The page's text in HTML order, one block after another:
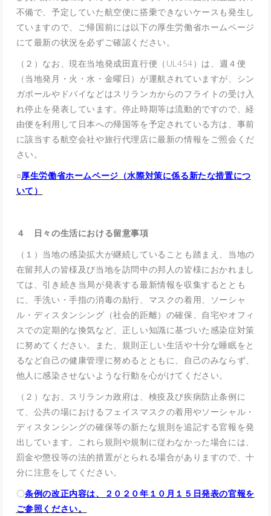
不備で、予定していた航空便に搭乗できないケースも発生し
ていますので、ご帰国前には以下の厚生労働省ホームページ
にて最新の状況を必ずご確認ください。
（２）なお、現在当地発成田直行便（UL454）は、週４便
（当地発月・火・水・金曜日）が運航されていますが、シン
ガポールやドバイなどはスリランカからのフライトの受け入
れ停止を発表しています。停止時期等は流動的ですので、経
由便を利用して日本への帰国等を予定されている方は、事前
に該当する航空会社や旅行代理店に最新の情報をご照会くだ
さい。
○厚生労働省ホームページ（水際対策に係る新たな措置につ
いて）
４ 日々の生活における留意事項
（１）当地の感染拡大が継続していることも踏まえ、当地の
在留邦人の皆様及び当地を訪問中の邦人の皆様におかれまし
ては、引き続き当局が発表する最新情報を収集するととも
に、手洗い・手指の消毒の励行、マスクの着用、ソーシャ
ル・ディスタンシング（社会的距離）の確保、自宅やオフィ
スでの定期的な換気など、正しい知識に基づいた感染症対策
に努めてください。また、規則正しい生活や十分な睡眠をと
るなど自己の健康管理に努めるとともに、自己のみならず、
他人に感染させないような行動を心がけてください。
（２）なお、スリランカ政府は、検疫及び疾病防止条例に
て、公共の場におけるフェイスマスクの着用やソーシャル・
ディスタンシングの確保等の新たな規則を追記する官報を発
出しています。これら規則や規制に従わなかった場合には、
罰金や懲役等の法的措置がとられる場合がありますので、十
分に注意をしてください。
〇条例の改正内容は、２０２０年１０月１５日発表の官報を
ご参照ください。